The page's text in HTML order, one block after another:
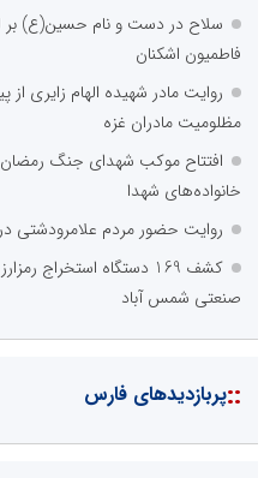
سلاح در دست و نام حسین(ع)
فاطمیون اشکنان
روایت مادر شهیده الهام زایری از
مظلومیت مادران غزه
افتتاح موکب شهدای جنگ رمضان
خانواده‌های شهدا
روایت حضور مردم علامرودشتی
کشف 169 دستگاه
صنعتی شمس آباد
::پربازدیدهای فارس